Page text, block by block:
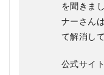
を聞きま
ナーさん
て解消し
公式サイ